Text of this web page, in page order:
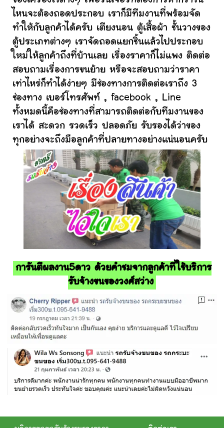
ไหนจะต้องถอดประกอบ เราก็มีทีมงานที่พร้อมจัด
ทำให้กับลูกค้าได้ครับ เตียงนอน ตู้เสื้อผ้า ชั้นวางของ
ตู้ประเภทต่างๆ เราจัดถอดแยกชิ้นแล้วไปประกอบ
ใหม่ให้ลูกค้าถึงที่บ้านเลย เรื่องราคาก็ไม่แพง ติดต่อ
สอบถามเรื่องการขนย้าย หรือจะสอบถามว่าราคา
เท่าไหร่ก็ทำได้ง่ายๆ มีช่องทางการติดต่อเราถึง 3
ช่องทาง เบอร์โทรศัพท์ , facebook , Line
ทั้งหมดนี้คือช่องทางที่สามารถติดต่อกับทีมงานของ
เราได้ สะดวก รวดเร็ว ปลอดภัย รับรองได้ว่าของ
ทุกอย่างจะถึงมือลูกค้าที่ปลายทางอย่างแน่นอนครับ
การันตีผลงาน5ดาว ด้วยคำชมจากลูกค้าที่ใช้บริการ
รับจ้างขนของวงศ์สว่าง